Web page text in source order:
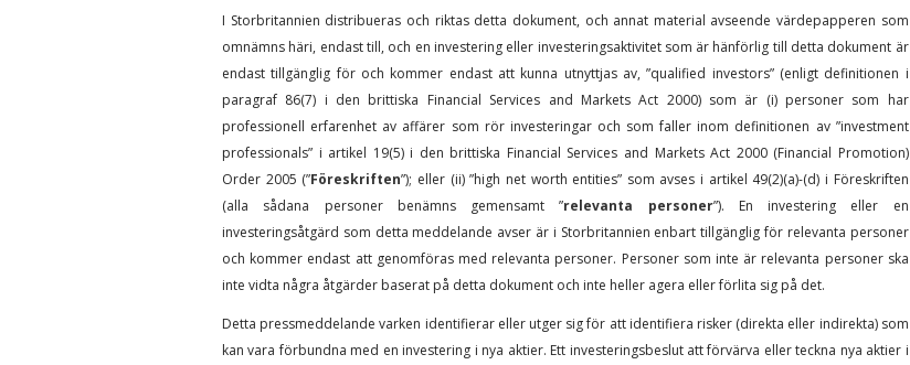
I Storbritannien distribueras och riktas detta dokument, och annat material avseende värdepapperen som
omnämns häri, endast till, och en investering eller investeringsaktivitet som är hänförlig till detta dokument är
endast tillgänglig för och kommer endast att kunna utnyttjas av, ”qualified investors” (enligt definitionen i
paragraf 86(7) i den brittiska Financial Services and Markets Act 2000) som är (i) personer som har
professionell erfarenhet av affärer som rör investeringar och som faller inom definitionen av ”investment
professionals” i artikel 19(5) i den brittiska Financial Services and Markets Act 2000 (Financial Promotion)
Order 2005 (”Föreskriften”); eller (ii) ”high net worth entities” som avses i artikel 49(2)(a)-(d) i Föreskriften
(alla sådana personer benämns gemensamt ”relevanta personer”). En investering eller en
investeringsåtgärd som detta meddelande avser är i Storbritannien enbart tillgänglig för relevanta personer
och kommer endast att genomföras med relevanta personer. Personer som inte är relevanta personer ska
inte vidta några åtgärder baserat på detta dokument och inte heller agera eller förlita sig på det.
Detta pressmeddelande varken identifierar eller utger sig för att identifiera risker (direkta eller indirekta) som
kan vara förbundna med en investering i nya aktier. Ett investeringsbeslut att förvärva eller teckna nya aktier i